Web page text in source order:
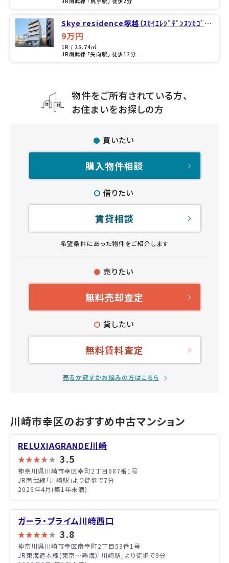
Skye residence塚越（ｽｶｲｴﾚｼﾞﾃﾞﾝｽﾂｶｺﾞｼ）
（102）
9万円
1R / 25.74㎡
JR南武線 「矢向駅」 徒歩12分
物件をご所有されている方、
お住まいをお探しの方
買いたい
購入物件相談
借りたい
賃貸相談
希望条件にあった物件をご紹介します
売りたい
無料売却査定
貸したい
無料賃料査定
売るか貸すかお悩みの方はこちら
川崎市幸区のおすすめ中古マンション
RELUXIAGRANDE川崎
3.5
神奈川県川崎市幸区幸町2丁目687番1号
JR南武線「川崎駅」より徒歩で7分
2026年4月(築1年未満)
ガーラ・プライム川崎西口
3.8
神奈川県川崎市幸区南幸町2丁目53番1号
JR東海道本線(東京～熱海)「川崎駅」より徒歩で9分